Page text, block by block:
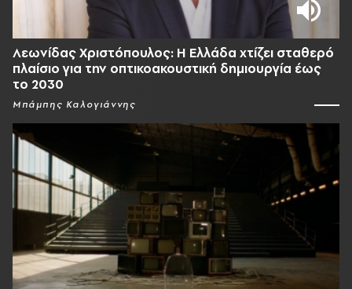
Λεωνίδας Χριστόπουλος: Η Ελλάδα χτίζει σταθερό
πλαίσιο για την οπτικοακουστική δημιουργία έως
το 2030
Μπάμπης Καλογιάννης